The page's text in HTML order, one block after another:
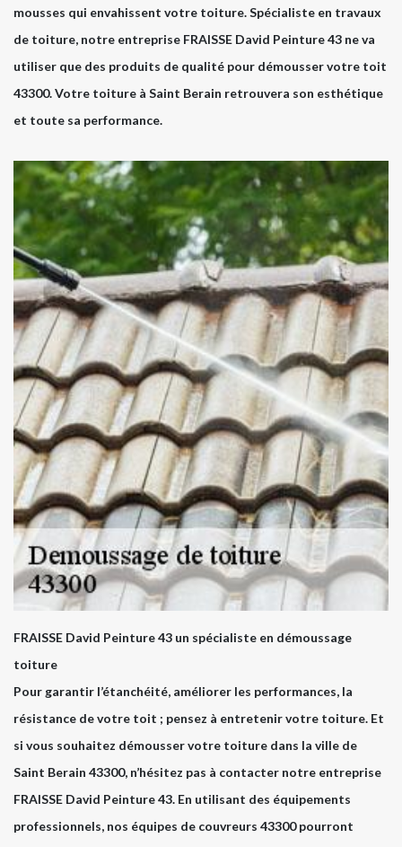
mousses qui envahissent votre toiture. Spécialiste en travaux
de toiture, notre entreprise FRAISSE David Peinture 43 ne va
utiliser que des produits de qualité pour démousser votre toit
43300. Votre toiture à Saint Berain retrouvera son esthétique
et toute sa performance.
FRAISSE David Peinture 43 un spécialiste en démoussage
toiture
Pour garantir l’étanchéité, améliorer les performances, la
résistance de votre toit ; pensez à entretenir votre toiture. Et
si vous souhaitez démousser votre toiture dans la ville de
Saint Berain 43300, n’hésitez pas à contacter notre entreprise
FRAISSE David Peinture 43. En utilisant des équipements
professionnels, nos équipes de couvreurs 43300 pourront